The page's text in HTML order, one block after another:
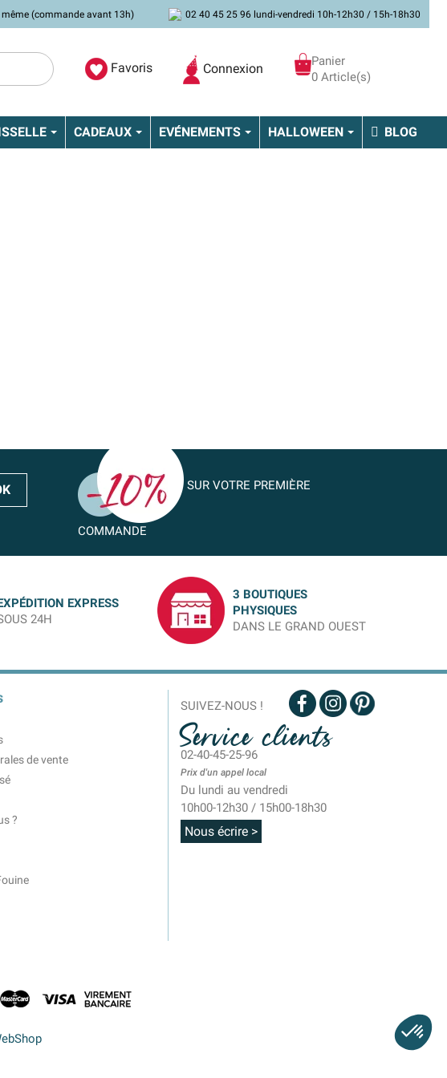
(commande avant 13h) 02 40 45 25 96 lundi-vendredi 10h-12h30 / 15h-18h30
Favoris Connexion
Panier
0 Article(s)
CADEAUX EVÉNEMENTS HALLOWEEN BLOG
SUR VOTRE PREMIÈRE
COMMANDE
EXPRESS
24H
3 BOUTIQUES
PHYSIQUES
DANS LE GRAND OUEST
de vente
?
SUIVEZ-NOUS !
Service clients
02-40-45-25-96
Prix d'un appel local
Du lundi au vendredi
10h00-12h30 / 15h00-18h30
Nous écrire >